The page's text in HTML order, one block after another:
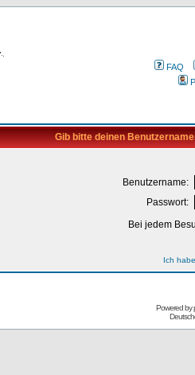
FAQ
Gib bitte deinen
Benutzername:
Passwort:
Bei jedem
Ich
Powered by